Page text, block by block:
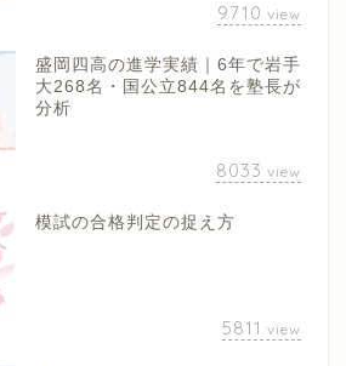
9710 view
盛岡四高の進学実績｜6年で岩手
大268名・国公立844名を塾長が
分析
8033 view
模試の合格判定の捉え方
5811 view